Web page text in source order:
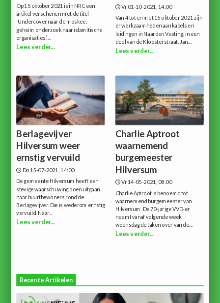
Op 15 oktober 2021 is in NRC een
artikel verschenen met de titel
'Undercover naar de moskee:
geheim onderzoek naar islamitische
organisaties’....
Lees verder...
Vr 01-10-2021, 14:00
Van 4 tot en met 15 oktober 2021 zijn
er werkzaamheden aan kabels en
leidingen in Naarden Vesting, in een
deel van de Kloosterstraat, Jan...
Lees verder...
Berlagevijver
Hilversum weer
ernstig vervuild
Do 15-07-2021, 14:00
De gemeente Hilversum heeft een
stevige waarschuwing doen uitgaan
naar buurtbewoners rond de
Berlagevijver. Die is wederom ernstig
vervuild. Naar...
Lees verder...
Charlie Aptroot
waarnemend
burgemeester
Hilversum
Vr 14-05-2021, 08:00
Charlie Aptroot is benoemd tot
waarnemend burgemeester van
Hilversum. De 70-jarige VVD-er
neemt vanaf volgende week
woensdag de taken over van de...
Lees verder...
Recente Artikelen